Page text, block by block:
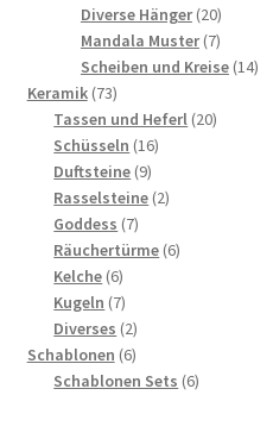
Produkte
Diverse Hänger 2020
Produkte
Mandala Muster 77
Produkte
Scheiben und Kreise 1414
Keramik 7373
Produkte
Tassen und Heferl 2020
Schüsseln 1616
Duftsteine 99
Produkte
Rasselsteine 22
Goddess 77
Produkte
Räuchertürme 66
Kelche 66
Produkte
Kugeln 77
Produkte
Diverses 22
Produkte
Schablonen 66
Produkte
Schablonen Sets 66